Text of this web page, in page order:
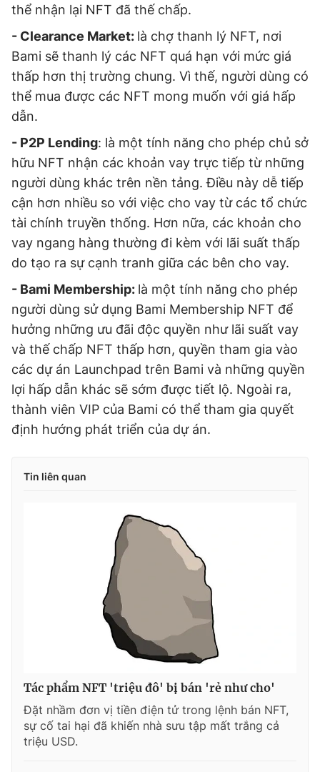
thể nhận lại NFT đã thế chấp.
- Clearance Market: là chợ thanh lý NFT, nơi
Bami sẽ thanh lý các NFT quá hạn với mức giá
thấp hơn thị trường chung. Vì thế, người dùng có
thể mua được các NFT mong muốn với giá hấp
dẫn.
- P2P Lending: là một tính năng cho phép chủ sở
hữu NFT nhận các khoản vay trực tiếp từ những
người dùng khác trên nền tảng. Điều này dễ tiếp
cận hơn nhiều so với việc cho vay từ các tổ chức
tài chính truyền thống. Hơn nữa, các khoản cho
vay ngang hàng thường đi kèm với lãi suất thấp
do tạo ra sự cạnh tranh giữa các bên cho vay.
- Bami Membership: là một tính năng cho phép
người dùng sử dụng Bami Membership NFT để
hưởng những ưu đãi độc quyền như lãi suất vay
và thế chấp NFT thấp hơn, quyền tham gia vào
các dự án Launchpad trên Bami và những quyền
lợi hấp dẫn khác sẽ sớm được tiết lộ. Ngoài ra,
thành viên VIP của Bami có thể tham gia quyết
định hướng phát triển của dự án.
Tin liên quan
Tác phẩm NFT 'triệu đô' bị bán 'rẻ như cho'
Đặt nhầm đơn vị tiền điện tử trong lệnh bán NFT,
sự cố tai hại đã khiến nhà sưu tập mất trắng cả
triệu USD.